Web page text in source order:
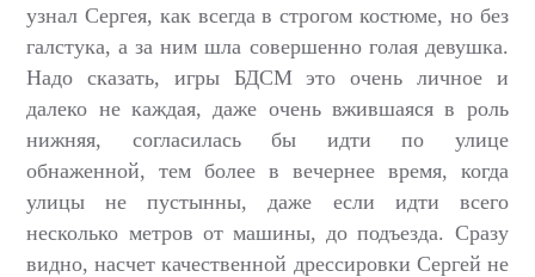
узнал Сергея, как всегда в строгом костюме, но без
галстука, а за ним шла совершенно голая девушка.
Надо сказать, игры БДСМ это очень личное и
далеко не каждая, даже очень вжившаяся в роль
нижняя, согласилась бы идти по улице
обнаженной, тем более в вечернее время, когда
улицы не пустынны, даже если идти всего
несколько метров от машины, до подъезда. Сразу
видно, насчет качественной дрессировки Сергей не